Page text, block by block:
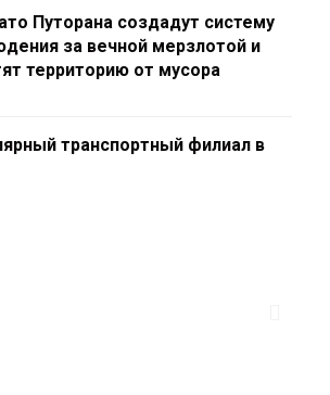
Путорана создадут систему
за вечной мерзлотой и
территорию от мусора
транспортный филиал в